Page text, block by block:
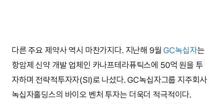
다른 주요 제약사 역시 마찬가지다. 지난해 9월GC녹십자는
항암제 신약 개발 업체인 카나프테라퓨틱스에 50억 원을 투
자하며 전략적투자자(SI)로 나섰다. GC녹십자그룹 지주회사
녹십자홀딩스의 바이오 벤처 투자는 더욱더 적극적이다.